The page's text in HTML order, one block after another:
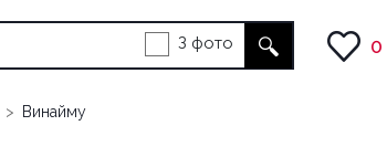
З фото Пошук 0
Винайму